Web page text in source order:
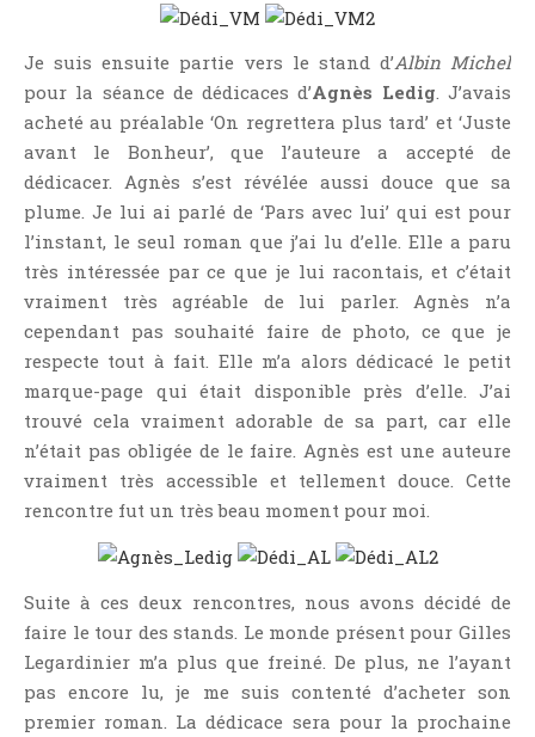
Je suis ensuite partie vers le stand d’Albin Michel
pour la séance de dédicaces d’Agnès Ledig. J’avais
acheté au préalable ‘On regrettera plus tard’ et ‘Juste
avant le Bonheur’, que l’auteure a accepté de
dédicacer. Agnès s’est révélée aussi douce que sa
plume. Je lui ai parlé de ‘Pars avec lui’ qui est pour
l’instant, le seul roman que j’ai lu d’elle. Elle a paru
très intéressée par ce que je lui racontais, et c’était
vraiment très agréable de lui parler. Agnès n’a
cependant pas souhaité faire de photo, ce que je
respecte tout à fait. Elle m’a alors dédicacé le petit
marque-page qui était disponible près d’elle. J’ai
trouvé cela vraiment adorable de sa part, car elle
n’était pas obligée de le faire. Agnès est une auteure
vraiment très accessible et tellement douce. Cette
rencontre fut un très beau moment pour moi.
Suite à ces deux rencontres, nous avons décidé de
faire le tour des stands. Le monde présent pour Gilles
Legardinier m’a plus que freiné. De plus, ne l’ayant
pas encore lu, je me suis contenté d’acheter son
premier roman. La dédicace sera pour la prochaine